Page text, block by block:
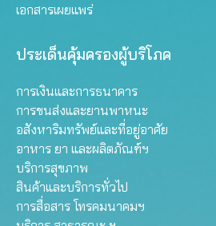
เอกสารเผยแพร่
ประเด็นคุ้มครองผู้บริโภค
การเงินและการธนาคาร
การขนส่งและยานพาหนะ
อสังหาริมทรัพย์และที่อยู่อาศัย
อาหาร ยา และผลิตภัณฑ์ฯ
บริการสุขภาพ
สินค้าและบริการทั่วไป
การสื่อสาร โทรคมนาคมฯ